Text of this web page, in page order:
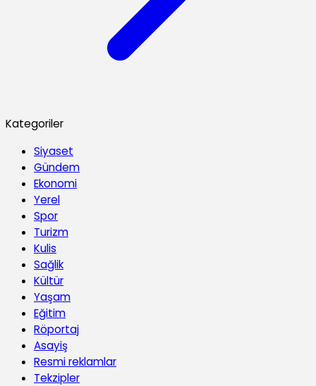
Kategoriler
Siyaset
Gündem
Ekonomi
Yerel
Spor
Turizm
Kulis
Sağlik
Kültür
Yaşam
Eğitim
Röportaj
Asayiş
Resmi reklamlar
Tekzipler